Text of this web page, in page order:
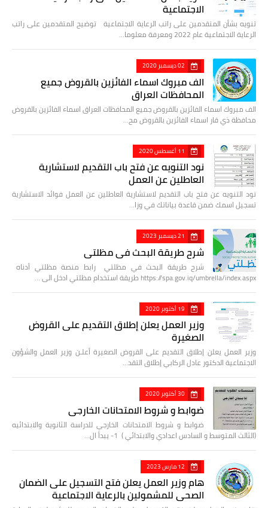
الاجتماعية
تنويه بشأن المتقدمين على راتب الرعاية الاجتماعية توضيح المتقدمين على راتب
الرعاية الاجتماعية عام 2022 ومعرفة معلوما…
02 ديسمبر 2020
الف مبروك اسماء الفائزين بالقروض جميع
المحافظات العراق
الف مبروك اسماء الفائزين بالقروض جميع المحافظات العراق اسماء الفائزين بالقروض
محافظة ذي قار اسماء الفائزين بالقروض مح…
11 أغسطس 2020
نود التنويه عن فتح باب التقديم لاستشارية
العاطلين عن العمل
نود التنويه عن فتح باب التقديم لاستشارية العاطلين عن العمل فوائد الاستشارية
تسجيل اسمك ضمن قاعدة بياناتك في وزا…
21 ديسمبر 2023
شرح طريقة البحث في مظلتي
شرح طريقة البحث في مظلتي رابط منصة مظلتي أدناه
https://spa.gov.iq/umbrella/index.aspx طريقة استخدام مظلتي ادخل الى …
19 أكتوبر 2020
وزير العمل يعلن إطلاق التقديم على القروض
الصغيرة
وزير العمل يعلن إطلاق التقديم على القروض الصغيرة أعلـن وزير العمل والشؤون
الاجتماعية الدكتور عادل الركابي إطلاق التقد…
30 أكتوبر 2020
ضوابط و شروط الامتحانات الخارجي
ضوابط و شروط الامتحانات الخارجي للدراسة الثانوية والابتدائيه
(الثالث المتوسط و السادس اعدادي والابتدائي ) 1- يبدأ ال…
12 مارس 2023
هام وزير العمل يعلن فتح التسجيل على الضمان
الصحي للمشمولين بالرعاية الاجتماعية